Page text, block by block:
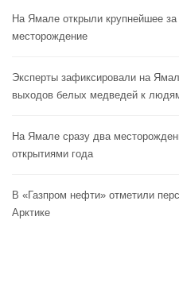
На Ямале открыли крупнейшее
месторождение
Эксперты зафиксировали на
выходов белых медведей к
На Ямале сразу два
открытиями года
В «Газпром нефти» отметили
Арктике